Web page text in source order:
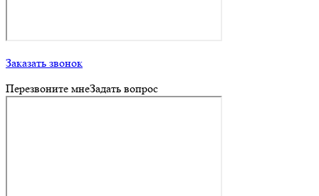
Заказать звонок
Перезвоните мнеЗадать вопрос